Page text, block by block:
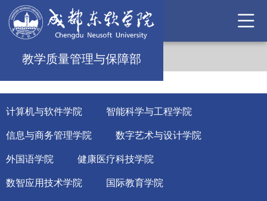
教学质量管理与保障部
计算机与软件学院 智能科学与工程学院
信息与商务管理学院 数字艺术与设计学院
外国语学院 健康医疗科技学院
数智应用技术学院 国际教育学院